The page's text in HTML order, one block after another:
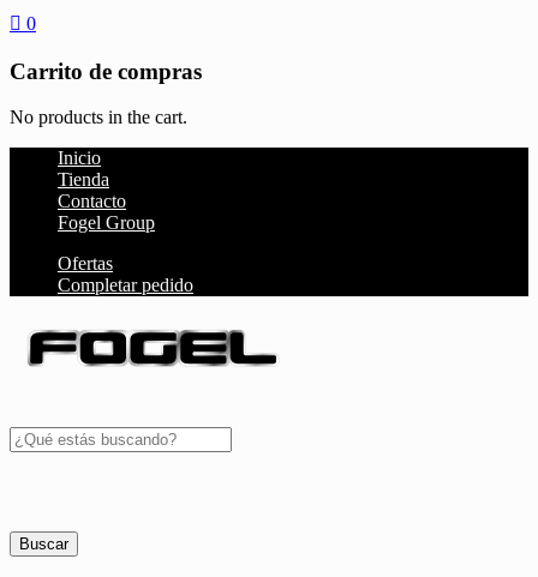
0
Carrito de compras
No products in the cart.
Inicio
Tienda
Contacto
Fogel Group
Ofertas
Completar pedido
Buscar